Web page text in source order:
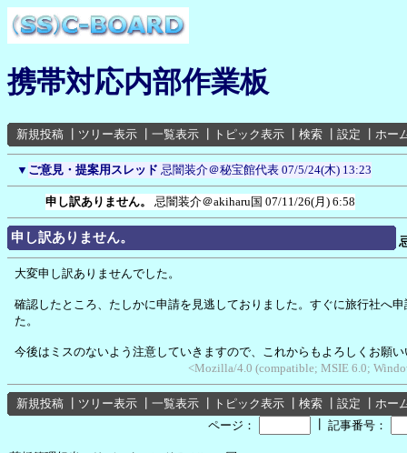
携帯対応内部作業板
新規投稿 ツリー表示 一覧表示 トピック表示 検索 設定 ホー
▼ ご意見・提案用スレッド 忌闇装介＠秘宝館代表 07/5/24(木) 13:23
申し訳ありません。 忌闇装介＠akiharu国 07/11/26(月) 6:58
申し訳ありません。
大変申し訳ありませんでした。
確認したところ、たしかに申請を見逃しておりました。すぐに旅行社へ
た。
今後はミスのないよう注意していきますので、これからもよろしくお願
<Mozilla/4.0 (compatible; MSIE 6.0;
新規投稿 ツリー表示 一覧表示 トピック表示 検索 設定
ホー
ページ：
記事番号：